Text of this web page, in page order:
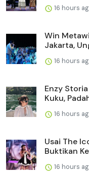
16 hours
Win
Jakarta,
16 hours
Enzy
Kuku,
16 hours
Usai The
Buktikan
16 hours